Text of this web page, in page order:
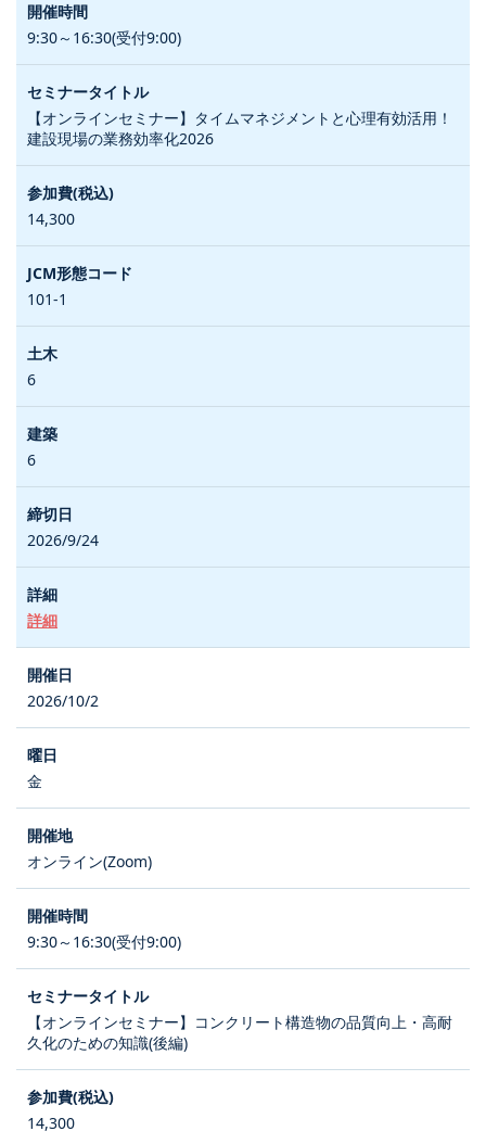
9:30～16:30(受付9:00)
【オンラインセミナー】タイムマネジメントと心理有効活用！
建設現場の業務効率化2026
14,300
101-1
6
6
2026/9/24
詳細
2026/10/2
金
オンライン(Zoom)
9:30～16:30(受付9:00)
【オンラインセミナー】コンクリート構造物の品質向上・高耐
久化のための知識(後編)
14,300